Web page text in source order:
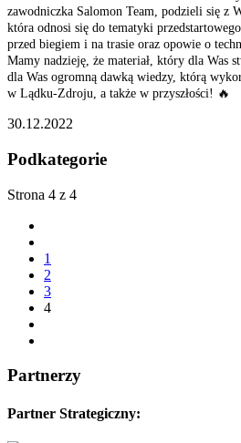
zawodniczka Salomon Team, podzieli się z
która odnosi się do tematyki
przed biegiem i na trasie oraz opowie o
Mamy nadzieję, że materiał, który dla Was
dla Was ogromną dawką wiedzy, którą
w Lądku-Zdroju, a także w przyszłości! 🔥
30.12.2022
Podkategorie
Strona 4 z 4
1
2
3
4
Partnerzy
Partner Strategiczny: